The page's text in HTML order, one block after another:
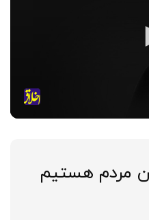
مردم هستیم